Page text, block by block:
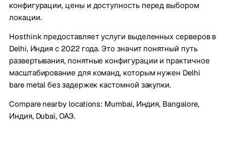
конфигурации, цены и доступность перед выбором
локации.
Hosthink предоставляет услуги выделенных серверов в
Delhi, Индия с 2022 года. Это значит понятный путь
развертывания, понятные конфигурации и практичное
масштабирование для команд, которым нужен Delhi
bare metal без задержек кастомной закупки.
Compare nearby locations: Mumbai, Индия, Bangalore,
Индия, Dubai, ОАЭ.